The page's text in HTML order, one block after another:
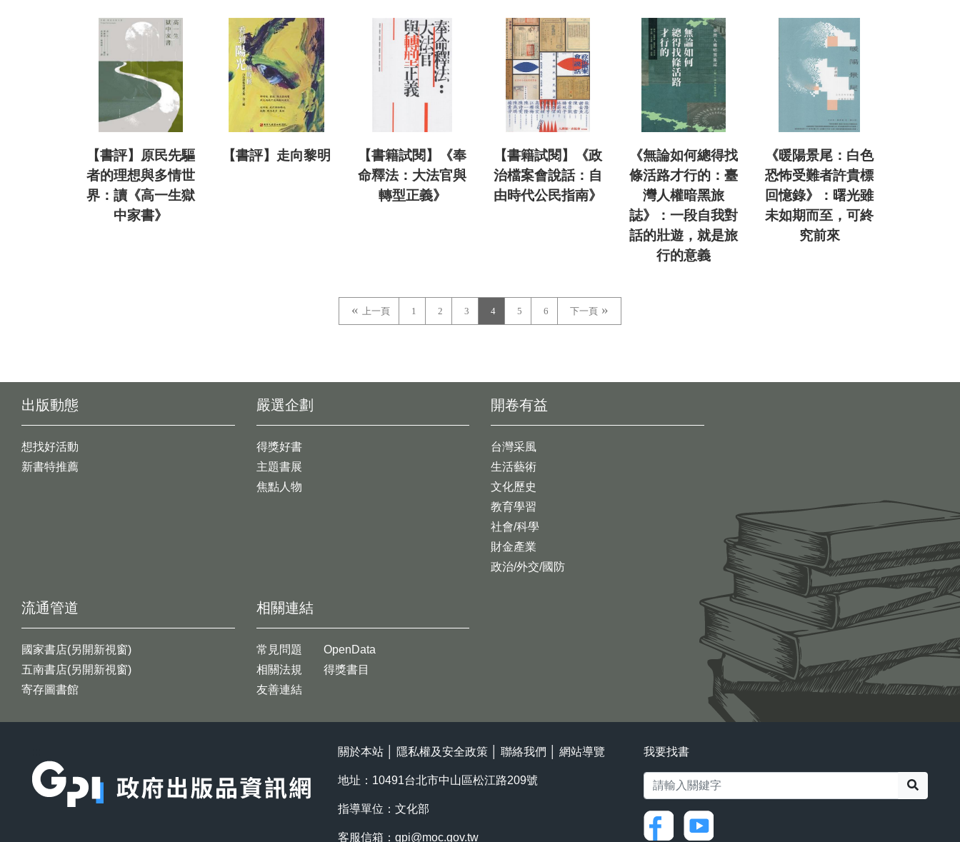
【書評】原民先驅
者的理想與多情世
界：讀《高一生獄
中家書》
【書評】走向黎明
【書籍試閱】《奉
命釋法：大法官與
轉型正義》
【書籍試閱】《政
治檔案會說話：自
由時代公民指南》
《無論如何總得找
條活路才行的：臺
灣人權暗黑旅
誌》：一段自我對
話的壯遊，就是旅
行的意義
《暖陽景尾：白色
恐怖受難者許貴標
回憶錄》：曙光雖
未如期而至，可終
究前來
上一頁 1 2 3 4 5 6 下一頁
出版動態
想找好活動
新書特推薦
開卷有益
台灣采風
生活藝術
文化歷史
教育學習
社會/科學
財金產業
政治/外交/國防
嚴選企劃
得獎好書
主題書展
焦點人物
流通管道
國家書店(另開新視窗)
五南書店(另開新視窗)
寄存圖書館
相關連結
常見問題
相關法規
友善連結
OpenData
得獎書目
關於本站 隱私權及安全政策 聯絡我們 網站導覽
地址：10491台北市中山區松江路209號
指導單位：文化部
客服信箱： gpi@moc.gov.tw
我要找書